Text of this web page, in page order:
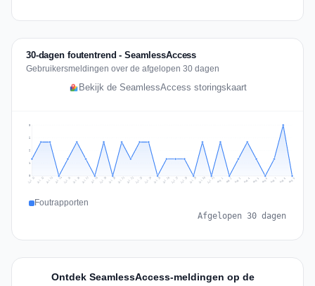
30-dagen foutentrend - SeamlessAccess
Gebruikersmeldingen over de afgelopen 30 dagen
Bekijk de SeamlessAccess storingskaart
1
2
2
3
Jul 11 Jul 12 Jul 13 Jul 14 Jul 15 Jul 16 Jul 17 Jul 18 Jul 19 Jul 20 Jul 21 Jul 22 Jul 23 Jul 24 Jul 25 Jul 26 Jul 27 Jul 28 Jul 29 Jul 30 Jul 31 Aug 1 Aug 2 Aug 3 Aug 4 Aug 5 Aug 6 Aug 7 Aug 8 Aug 9
Foutrapporten
Afgelopen 30 dagen
Ontdek SeamlessAccess-meldingen op de